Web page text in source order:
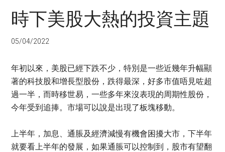
活
的
資
網
站
時下美股大熱的投資主題
05/04/2022
年初以來，美股已經下跌不少，特別是一些近幾年升幅顯
著的科技股和增長型股份，跌得最深，好多市值唔見咗超
過一半，而時移世易，一些多年來沒表現的周期性股份，
今年受到追捧。市場可以說是出現了板塊移動。
上半年，加息、通脹及經濟減慢有機會困擾大市，下半年
就要看上半年的發展，如果通脹可以控制到，股市有望翻